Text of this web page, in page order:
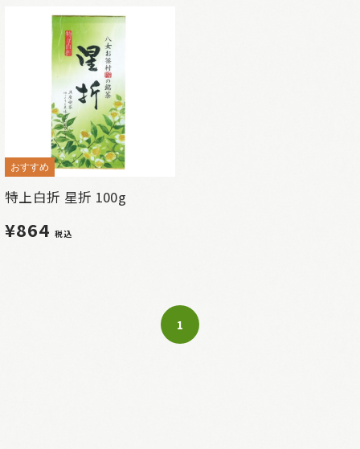
おすすめ
特上白折 星折 100g
¥864税込
1